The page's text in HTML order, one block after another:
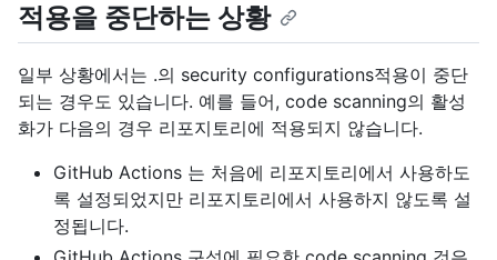
적용을 중단하는 상황
일부 상황에서는 .의 security configurations적용이 중단
되는 경우도 있습니다. 예를 들어, code scanning의 활성
화가 다음의 경우 리포지토리에 적용되지 않습니다.
GitHub Actions 는 처음에 리포지토리에서 사용하도
록 설정되었지만 리포지토리에서 사용하지 않도록 설
정됩니다.